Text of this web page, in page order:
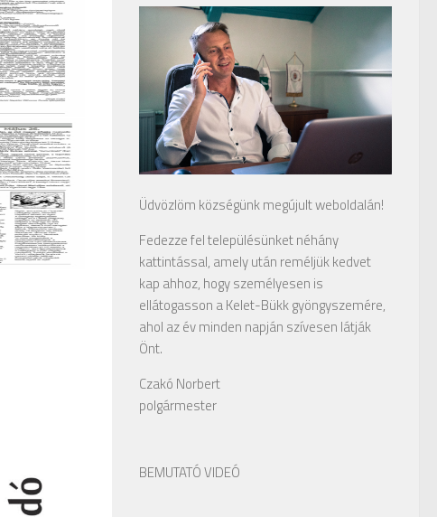
Üdvözlöm községünk megújult weboldalán!
Fedezze fel településünket néhány
kattintással, amely után reméljük kedvet
kap ahhoz, hogy személyesen is
ellátogasson a Kelet-Bükk gyöngyszemére,
ahol az év minden napján szívesen látják
Önt.
Czakó Norbert
polgármester
BEMUTATÓ VIDEÓ